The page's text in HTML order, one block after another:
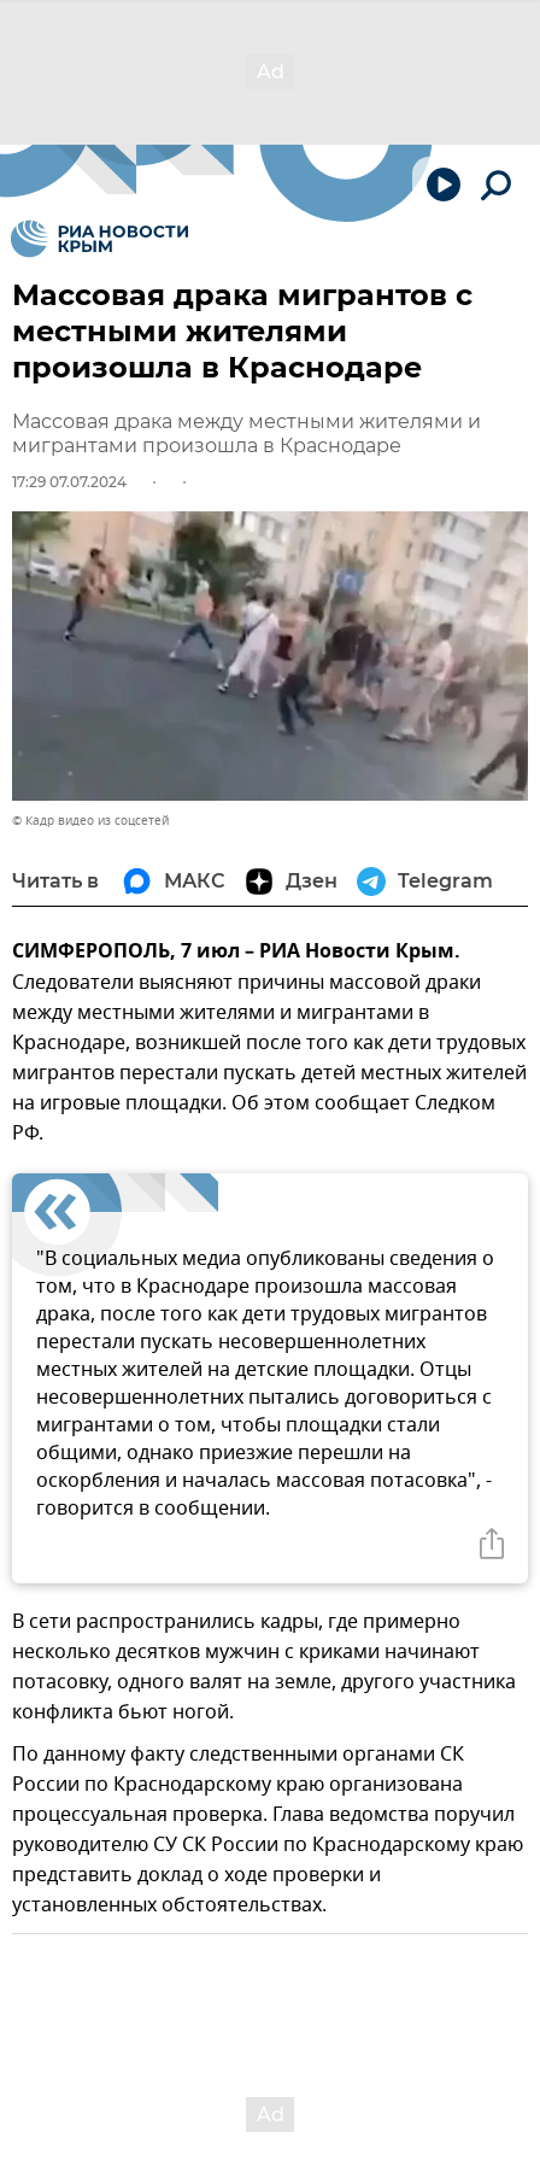
Массовая драка мигрантов с
местными жителями
произошла в Краснодаре
Массовая драка между местными жителями и
мигрантами произошла в Краснодаре
17:29 07.07.2024
© Кадр видео из соцсетей
Читать в МАКС Дзен Telegram
СИМФЕРОПОЛЬ, 7 июл – РИА Новости Крым.
Следователи выясняют причины массовой драки
между местными жителями и мигрантами в
Краснодаре, возникшей после того как дети трудовых
мигрантов перестали пускать детей местных жителей
на игровые площадки. Об этом сообщает Следком
РФ.
"В социальных медиа опубликованы сведения о
том, что в Краснодаре произошла массовая
драка, после того как дети трудовых мигрантов
перестали пускать несовершеннолетних
местных жителей на детские площадки. Отцы
несовершеннолетних пытались договориться с
мигрантами о том, чтобы площадки стали
общими, однако приезжие перешли на
оскорбления и началась массовая потасовка", -
говорится в сообщении.
В сети распространились кадры, где примерно
несколько десятков мужчин с криками начинают
потасовку, одного валят на земле, другого участника
конфликта бьют ногой.
По данному факту следственными органами СК
России по Краснодарскому краю организована
процессуальная проверка. Глава ведомства поручил
руководителю СУ СК России по Краснодарскому краю
представить доклад о ходе проверки и
установленных обстоятельствах.